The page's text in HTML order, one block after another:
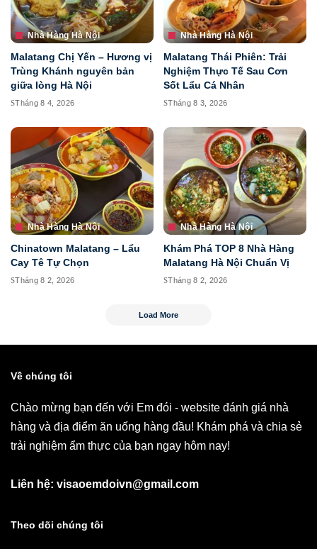
Nhà Hàng Hà Nội
Malatang Chị Yến – Hương vị
Trùng Khánh nguyên bản
giữa lòng Hà Nội
Tháng 8 4, 2026
Nhà Hàng Hà Nội
Malatang Thái Phiên: Trải
Nghiệm Thực Tế Sau Cơn
Sốt Lẩu Cá Nhân
Tháng 8 3, 2026
Nhà Hàng Hà Nội
Chinatown Malatang – Lẩu
Cay Tê Tự Chọn
Tháng 8 2, 2026
Nhà Hàng Hà Nội
Khám Phá TOP 8 Nhà Hàng
Malatang Hà Nội Chuẩn Vị
Tháng 8 2, 2026
Load More
Về chúng tôi
Chào mừng bạn đến với Em đói - website đánh giá nhà
hàng và địa điểm ăn uống hàng đầu! Khám phá và chia sẻ
trải nghiệm ẩm thực của bạn ngay hôm nay!
Liên hệ: visaoemdoivn@gmail.com
Theo dõi chúng tôi